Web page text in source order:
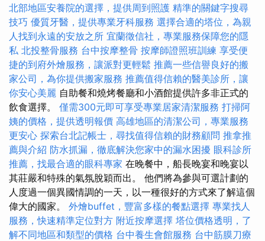
北部地區安養院的選擇，提供周到照護 精準的關鍵字搜尋
技巧 優質牙醫，提供專業牙科服務 選擇合適的塔位，為親
人找到永遠的安放之所 宜蘭徵信社，專業服務保障您的隱
私 北投整骨服務 台中按摩整骨 按摩師證照班訓練 享受便
捷的到府外燴服務，讓派對更輕鬆 推薦一些信譽良好的搬
家公司，為你提供搬家服務 推薦值得信賴的醫美診所，讓
你安心美麗 自助餐和燒烤餐廳和小酒館提供許多非正式的
飲食選擇。 僅需300元即可享受專業居家清潔服務 打掃阿
姨的價格，提供透明報價 高雄地區的清潔公司，專業服務
更安心 探索台北記帳士，尋找值得信賴的財務顧問 推拿推
薦與介紹 防水抓漏，徹底解決您家中的漏水困擾 眼科診所
推薦，找最合適的眼科專家 在晚餐中，船長晚宴和晚宴以
其莊嚴和特殊的氣氛脫穎而出。 他們將為參與可選計劃的
人度過一個異國情調的一天，以一種很好的方式來了解這個
偉大的國家。 外燴buffet，豐富多樣的餐點選擇 專業找人
服務，快速精準定位對方 附近按摩選擇 塔位價格透明，了
解不同地區和類型的價格 台中養生會館服務 台中筋膜刀療